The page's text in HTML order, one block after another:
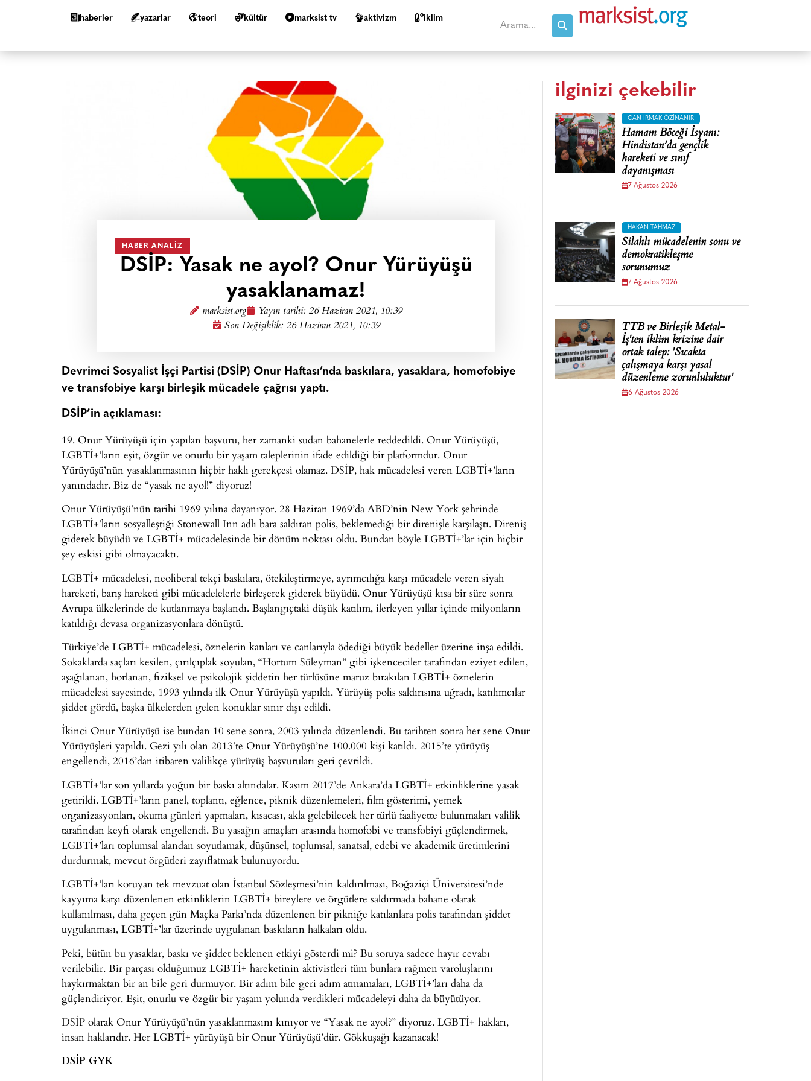
haberler yazarlar teori kültür marksist tv aktivizm i̇klim
HABER ANALIZ
DSİP: Yasak ne ayol? Onur Yürüyüşü
yasaklanamaz!
marksist.org Yayın tarihi: 26 Haziran 2021, 10:39
Son Değişiklik: 26 Haziran 2021, 10:39
Devrimci Sosyalist İşçi Partisi (DSİP) Onur Haftası’nda baskılara, yasaklara, homofobiye
ve transfobiye karşı birleşik mücadele çağrısı yaptı.
DSİP’in açıklaması:
19. Onur Yürüyüşü için yapılan başvuru, her zamanki sudan bahanelerle reddedildi. Onur Yürüyüşü,
LGBTİ+’ların eşit, özgür ve onurlu bir yaşam taleplerinin ifade edildiği bir platformdur. Onur
Yürüyüşü’nün yasaklanmasının hiçbir haklı gerekçesi olamaz. DSİP, hak mücadelesi veren LGBTİ+’ların
yanındadır. Biz de “yasak ne ayol!” diyoruz!
Onur Yürüyüşü’nün tarihi 1969 yılına dayanıyor. 28 Haziran 1969’da ABD’nin New York şehrinde
LGBTİ+’ların sosyalleştiği Stonewall Inn adlı bara saldıran polis, beklemediği bir direnişle karşılaştı. Direniş
giderek büyüdü ve LGBTİ+ mücadelesinde bir dönüm noktası oldu. Bundan böyle LGBTİ+’lar için hiçbir
şey eskisi gibi olmayacaktı.
LGBTİ+ mücadelesi, neoliberal tekçi baskılara, ötekileştirmeye, ayrımcılığa karşı mücadele veren siyah
hareketi, barış hareketi gibi mücadelelerle birleşerek giderek büyüdü. Onur Yürüyüşü kısa bir süre sonra
Avrupa ülkelerinde de kutlanmaya başlandı. Başlangıçtaki düşük katılım, ilerleyen yıllar içinde milyonların
katıldığı devasa organizasyonlara dönüştü.
Türkiye’de LGBTİ+ mücadelesi, öznelerin kanları ve canlarıyla ödediği büyük bedeller üzerine inşa edildi.
Sokaklarda saçları kesilen, çırılçıplak soyulan, “Hortum Süleyman” gibi işkenceciler tarafından eziyet edilen,
aşağılanan, horlanan, fiziksel ve psikolojik şiddetin her türlüsüne maruz bırakılan LGBTİ+ öznelerin
mücadelesi sayesinde, 1993 yılında ilk Onur Yürüyüşü yapıldı. Yürüyüş polis saldırısına uğradı, katılımcılar
şiddet gördü, başka ülkelerden gelen konuklar sınır dışı edildi.
İkinci Onur Yürüyüşü ise bundan 10 sene sonra, 2003 yılında düzenlendi. Bu tarihten sonra her sene Onur
Yürüyüşleri yapıldı. Gezi yılı olan 2013’te Onur Yürüyüşü’ne 100.000 kişi katıldı. 2015’te yürüyüş
engellendi, 2016’dan itibaren valilikçe yürüyüş başvuruları geri çevrildi.
LGBTİ+’lar son yıllarda yoğun bir baskı altındalar. Kasım 2017’de Ankara’da LGBTİ+ etkinliklerine yasak
getirildi. LGBTİ+’ların panel, toplantı, eğlence, piknik düzenlemeleri, film gösterimi, yemek
organizasyonları, okuma günleri yapmaları, kısacası, akla gelebilecek her türlü faaliyette bulunmaları valilik
tarafından keyfi olarak engellendi. Bu yasağın amaçları arasında homofobi ve transfobiyi güçlendirmek,
LGBTİ+’ları toplumsal alandan soyutlamak, düşünsel, toplumsal, sanatsal, edebi ve akademik üretimlerini
durdurmak, mevcut örgütleri zayıflatmak bulunuyordu.
LGBTİ+’ları koruyan tek mevzuat olan İstanbul Sözleşmesi’nin kaldırılması, Boğaziçi Üniversitesi’nde
kayyıma karşı düzenlenen etkinliklerin LGBTİ+ bireylere ve örgütlere saldırmada bahane olarak
kullanılması, daha geçen gün Maçka Parkı’nda düzenlenen bir pikniğe katılanlara polis tarafından şiddet
uygulanması, LGBTİ+’lar üzerinde uygulanan baskıların halkaları oldu.
Peki, bütün bu yasaklar, baskı ve şiddet beklenen etkiyi gösterdi mi? Bu soruya sadece hayır cevabı
verilebilir. Bir parçası olduğumuz LGBTİ+ hareketinin aktivistleri tüm bunlara rağmen varoluşlarını
haykırmaktan bir an bile geri durmuyor. Bir adım bile geri adım atmamaları, LGBTİ+’ları daha da
güçlendiriyor. Eşit, onurlu ve özgür bir yaşam yolunda verdikleri mücadeleyi daha da büyütüyor.
DSİP olarak Onur Yürüyüşü’nün yasaklanmasını kınıyor ve “Yasak ne ayol?” diyoruz. LGBTİ+ hakları,
insan haklarıdır. Her LGBTİ+ yürüyüşü bir Onur Yürüyüşü’dür. Gökkuşağı kazanacak!
DSİP GYK
ilginizi çekebilir
CAN IRMAK ÖZINANIR
Hamam Böceği İsyanı:
Hindistan’da gençlik
hareketi ve sınıf
dayanışması
7 Ağustos 2026
HAKAN TAHMAZ
Silahlı mücadelenin sonu ve
demokratikleşme
sorunumuz
7 Ağustos 2026
TTB ve Birleşik Metal-
İş'ten iklim krizine dair
ortak talep: 'Sıcakta
çalışmaya karşı yasal
düzenleme zorunluluktur'
6 Ağustos 2026